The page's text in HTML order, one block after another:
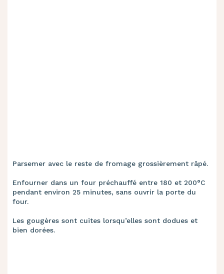
four.
Les gougères sont cuites lorsqu’elles sont dodues et
bien dorées.